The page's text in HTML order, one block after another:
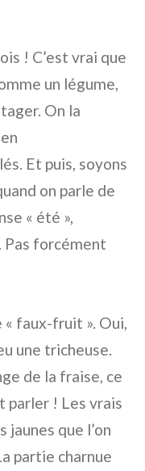
! C’est vrai que
un légume,
On la
Et puis, soyons
on parle de
« été »,
Pas forcément
faux-fruit ». Oui,
une tricheuse.
de la fraise, ce
parler ! Les vrais
que l’on
partie charnue